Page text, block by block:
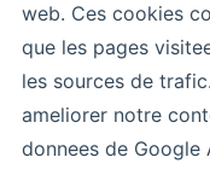
web. Ces cookies
que les pages
les sources de
ameliorer notre
donnees de Google